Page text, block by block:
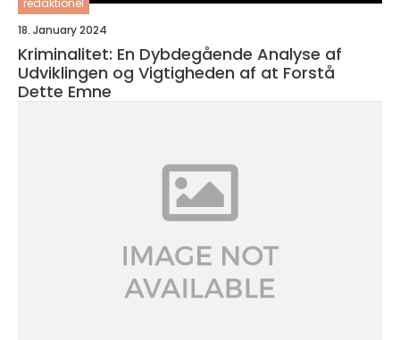
18. January 2024
Kriminalitet: En Dybdegående Analyse af
Udviklingen og Vigtigheden af at Forstå
Dette Emne